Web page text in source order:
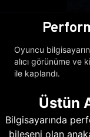
Oyuncu
alıcı görünüme ve
ile kaplandı.
Üstün
Bilgisayarında
bileşeni olan